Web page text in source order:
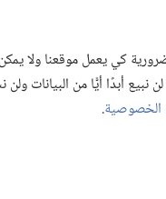
كي يعمل موقعنا ولا
أبدًا أيًّا من البيانات ولن
الخصوصية.